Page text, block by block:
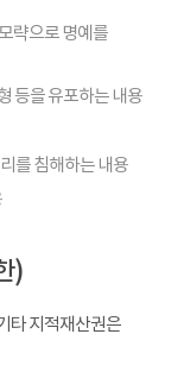
략으로 명예를
등을 유포하는 내용
를 침해하는 내용
)
타 지적재산권은